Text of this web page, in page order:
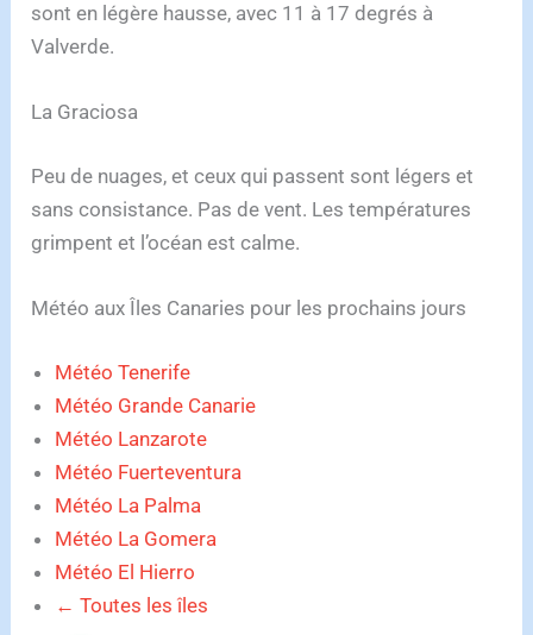
sont en légère hausse, avec 11 à 17 degrés à
Valverde.
La Graciosa
Peu de nuages, et ceux qui passent sont légers et
sans consistance. Pas de vent. Les températures
grimpent et l’océan est calme.
Météo aux Îles Canaries pour les prochains jours
Météo Tenerife
Météo Grande Canarie
Météo Lanzarote
Météo Fuerteventura
Météo La Palma
Météo La Gomera
Météo El Hierro
← Toutes les îles